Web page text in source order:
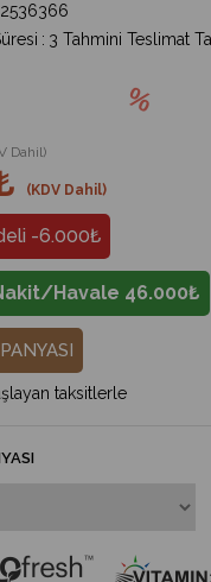
: 3 Tahmini Teslimat
Dahil)
(KDV Dahil)
-6.000₺
Havale 46.000₺
taksitlerle